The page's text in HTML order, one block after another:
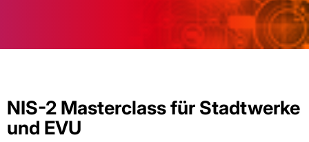
NIS-2 Masterclass für Stadtwerke
und EVU